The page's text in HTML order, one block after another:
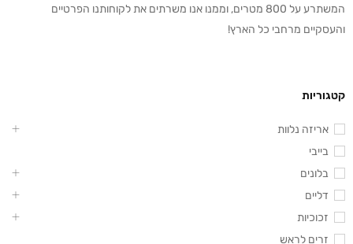
המשתרע על 800 מטרים, וממנו אנו משרתים את לקוחותנו הפרטיים
והעסקיים מרחבי כל הארץ!
קטגוריות
אריזה נלוות
בייבי
בלונים
דליים
זכוכיות
זרים לראש